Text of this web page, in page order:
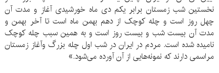
نخستین شب زمستان برابر یکم دی ماه خورشیدی آغاز و مدت آن
چهل روز است و چله کوچک از دهم بهمن ماه است تا آخر بهمن و
مدت آن بیست شب و بیست روز است و به همین سبب چله کوچک
نامیده شده است. مردم در ایران در شب اول چله بزرگ وآغاز زمستان
مراسمی دارند که نمونه‌هایی از آن آورده می‌شود.»